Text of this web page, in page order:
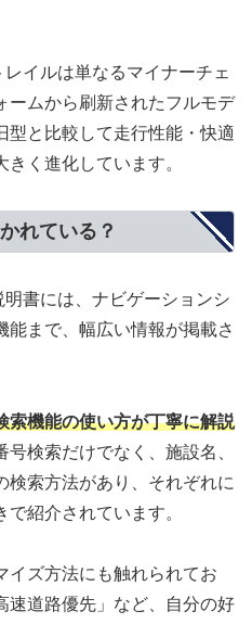
イルは単なるマイナーチェ
ームから刷新されたフルモデ
型と比較して走行性能・快適
く進化しています。
れている？
書には、ナビゲーションシ
能まで、幅広い情報が掲載さ
索機能の使い方が丁寧に解説
号検索だけでなく、施設名、
検索方法があり、それぞれに
紹介されています。
イズ方法にも触れられてお
速道路優先」など、自分の好